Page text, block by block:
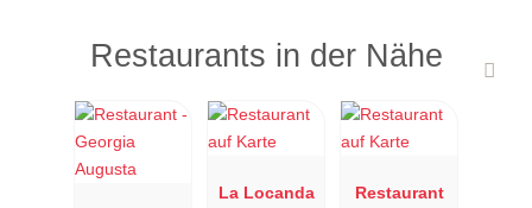
Restaurants in der Nähe
La Locanda
Restaurant